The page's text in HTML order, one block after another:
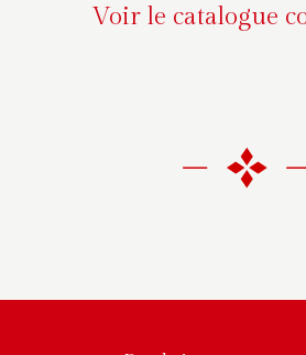
Voir le catalogue